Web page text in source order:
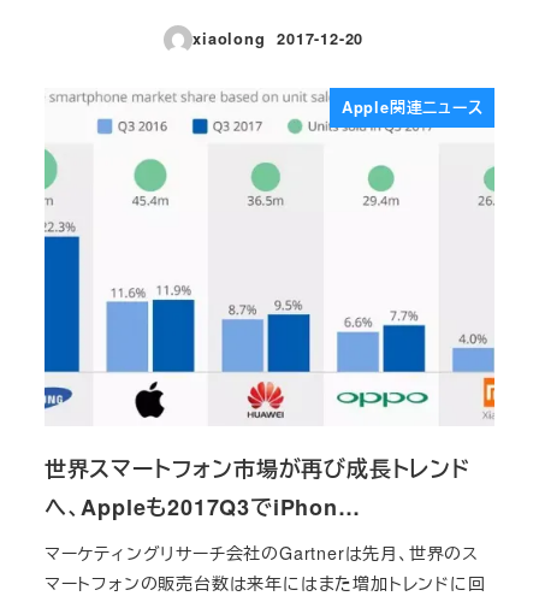
xiaolong
投稿日
2017-12-20
Apple関連ニュース
世界スマートフォン市場が再び成長トレンド
へ、Appleも2017Q3でiPhon…
マーケティングリサーチ会社のGartnerは先月、世界のス
マートフォンの販売台数は来年にはまた増加トレンドに回